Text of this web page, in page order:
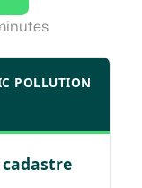
POLLUTION
cadastre